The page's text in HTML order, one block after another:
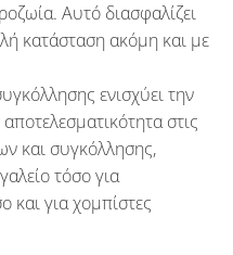
Αυτό διασφαλίζει
κατάσταση ακόμη και με
ενισχύει την
στις
και συγκόλλησης,
τόσο για
και για χομπίστες